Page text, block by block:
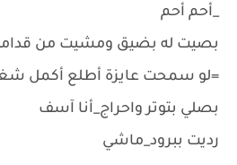
_أحم أحم
بصيت له بضيق ومشيت من
=لو سمحت عايزة أطلع أكمل
بصلي بتوتر واحراج_أنا آسف
رديت ببرود_ماشي